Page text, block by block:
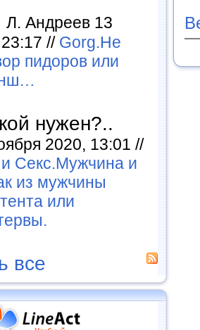
Л. Андреев 13
// Gorg.Не
пидоров или
нужен?..
2020, 13:01 //
Секс.Мужчина и
из мужчины
или
все